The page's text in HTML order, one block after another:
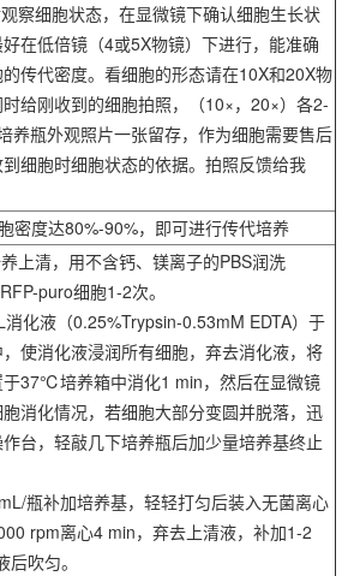
察细胞状态，在显微镜下确认细胞生长状
在低倍镜（4或5X物镜）下进行，能准确
传代密度。看细胞的形态请在10X和20X物
给刚收到的细胞拍照，（10×，20×）各2-
养瓶外观照片一张留存，作为细胞需要售后
细胞时细胞状态的依据。拍照反馈给我
密度达80%-90%，即可进行传代培养
上清，用不含钙、镁离子的PBS润洗
puro细胞1-2次。
化液（0.25%Trypsin-0.53mM EDTA）于
使消化液浸润所有细胞，弃去消化液，将
于37℃培养箱中消化1 min，然后在显微镜
消化情况，若细胞大部分变圆并脱落，迅
台，轻敲几下培养瓶后加少量培养基终止
瓶补加培养基，轻轻打匀后装入无菌离心
rpm离心4 min，弃去上清液，补加1-2
后吹匀。